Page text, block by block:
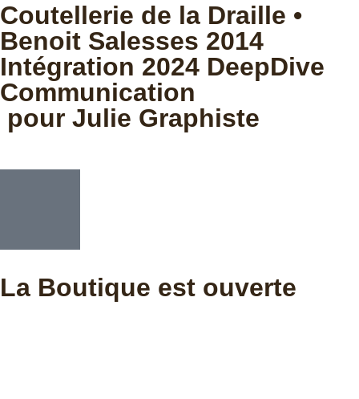
Coutellerie de la Draille •
Benoit Salesses 2014
Intégration 2024 DeepDive
Communication
pour Julie Graphiste
La Boutique est ouverte